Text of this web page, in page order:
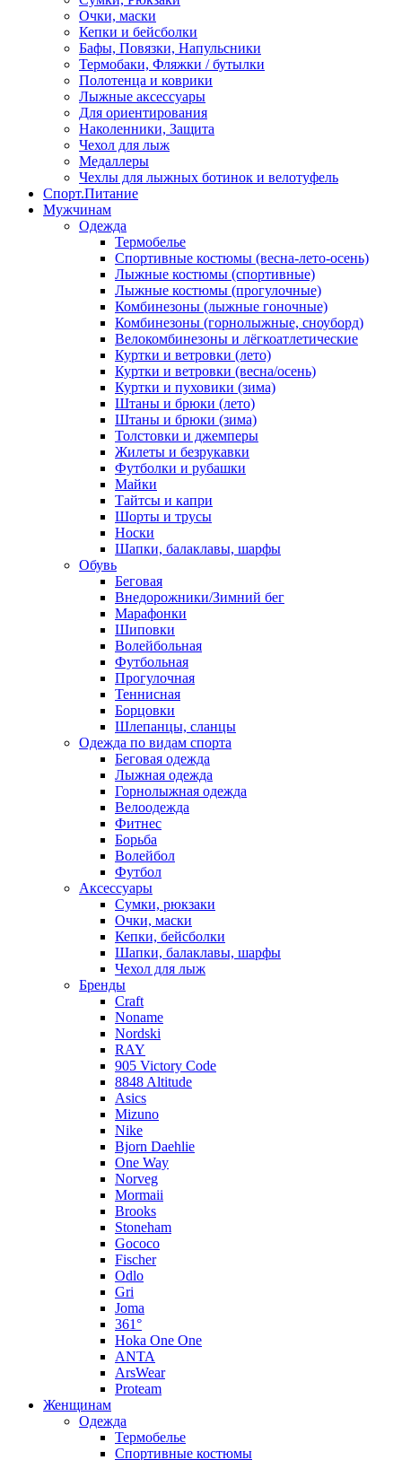
Очки, маски
Кепки и бейсболки
Бафы, Повязки, Напульсники
Термобаки, Фляжки / бутылки
Полотенца и коврики
Лыжные аксессуары
Для ориентирования
Наколенники, Защита
Чехол для лыж
Медаллеры
Чехлы для лыжных ботинок и велотуфель
Спорт.Питание
Мужчинам
Одежда
Термобелье
Спортивные костюмы (весна-лето-осень)
Лыжные костюмы (спортивные)
Лыжные костюмы (прогулочные)
Комбинезоны (лыжные гоночные)
Комбинезоны (горнолыжные, сноуборд)
Велокомбинезоны и лёгкоатлетические
Куртки и ветровки (лето)
Куртки и ветровки (весна/осень)
Куртки и пуховики (зима)
Штаны и брюки (лето)
Штаны и брюки (зима)
Толстовки и джемперы
Жилеты и безрукавки
Футболки и рубашки
Майки
Тайтсы и капри
Шорты и трусы
Носки
Шапки, балаклавы, шарфы
Обувь
Беговая
Внедорожники/Зимний бег
Марафонки
Шиповки
Волейбольная
Футбольная
Прогулочная
Теннисная
Борцовки
Шлепанцы, сланцы
Одежда по видам спорта
Беговая одежда
Лыжная одежда
Горнолыжная одежда
Велоодежда
Фитнес
Борьба
Волейбол
Футбол
Аксессуары
Сумки, рюкзаки
Очки, маски
Кепки, бейсболки
Шапки, балаклавы, шарфы
Чехол для лыж
Бренды
Craft
Noname
Nordski
RAY
905 Victory Code
8848 Altitude
Asics
Mizuno
Nike
Bjorn Daehlie
One Way
Norveg
Mormaii
Brooks
Stoneham
Gococo
Fischer
Odlo
Gri
Joma
361°
Hoka One One
ANTA
ArsWear
Proteam
Женщинам
Одежда
Термобелье
Спортивные костюмы